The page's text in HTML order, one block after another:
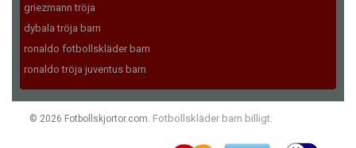
griezmann tröja
dybala tröja barn
ronaldo fotbollskläder barn
ronaldo tröja juventus barn
© 2026 Fotbollskjortor.com. Fotbollskläder barn billigt.